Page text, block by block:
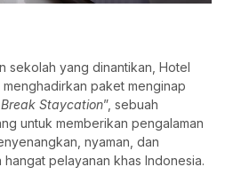
sekolah yang dinantikan, Hotel
paket menginap
Break Staycation”, sebuah
untuk memberikan pengalaman
nyaman, dan
pelayanan khas Indonesia.